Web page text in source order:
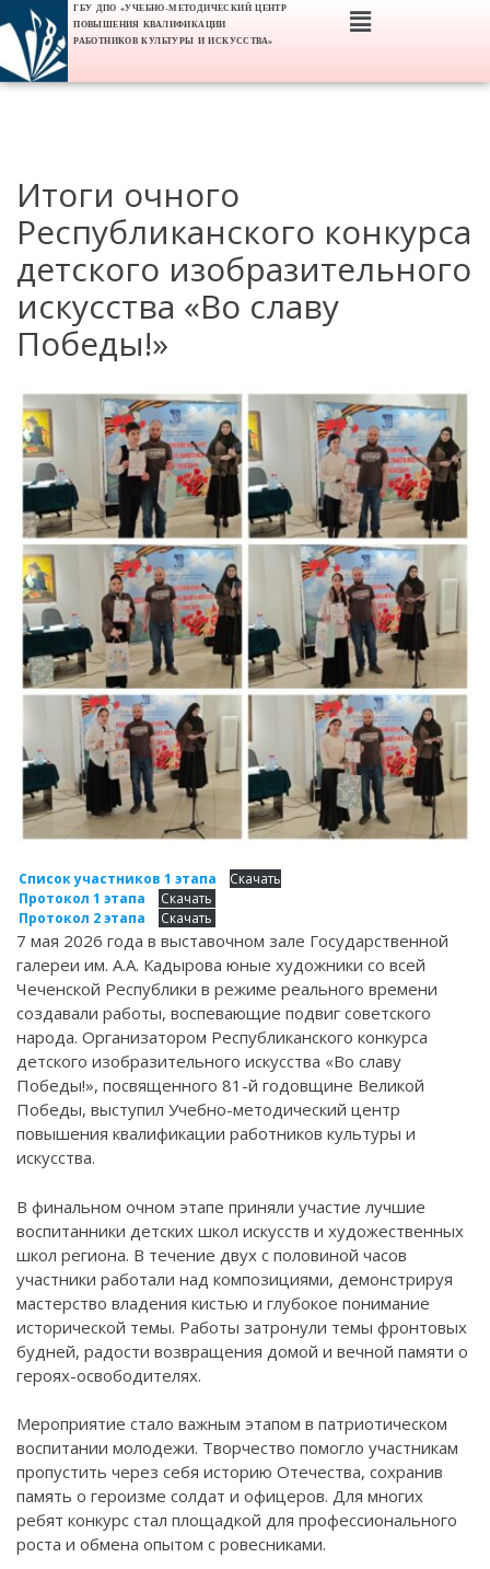
ГБУ ДПО «УЧЕБНО-МЕТОДИЧЕСКИЙ ЦЕНТР
ПОВЫШЕНИЯ КВАЛИФИКАЦИИ
РАБОТНИКОВ КУЛЬТУРЫ И ИСКУССТВА»
Итоги очного
Республиканского конкурса
детского изобразительного
искусства «Во славу
Победы!»
Список участников 1 этапа
Скачать
Протокол 1 этапа
Скачать
Протокол 2 этапа
Скачать
7 мая 2026 года в выставочном зале Государственной
галереи им. А.А. Кадырова юные художники со всей
Чеченской Республики в режиме реального времени
создавали работы, воспевающие подвиг советского
народа. Организатором Республиканского конкурса
детского изобразительного искусства «Во славу
Победы!», посвященного 81-й годовщине Великой
Победы, выступил Учебно-методический центр
повышения квалификации работников культуры и
искусства.
В финальном очном этапе приняли участие лучшие
воспитанники детских школ искусств и художественных
школ региона. В течение двух с половиной часов
участники работали над композициями, демонстрируя
мастерство владения кистью и глубокое понимание
исторической темы. Работы затронули темы фронтовых
будней, радости возвращения домой и вечной памяти о
героях-освободителях.
Мероприятие стало важным этапом в патриотическом
воспитании молодежи. Творчество помогло участникам
пропустить через себя историю Отечества, сохранив
память о героизме солдат и офицеров. Для многих
ребят конкурс стал площадкой для профессионального
роста и обмена опытом с ровесниками.